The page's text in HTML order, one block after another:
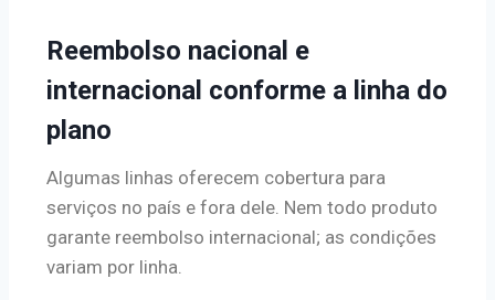
Reembolso nacional e
internacional conforme a linha do
plano
Algumas linhas oferecem cobertura para
serviços no país e fora dele. Nem todo produto
garante reembolso internacional; as condições
variam por linha.